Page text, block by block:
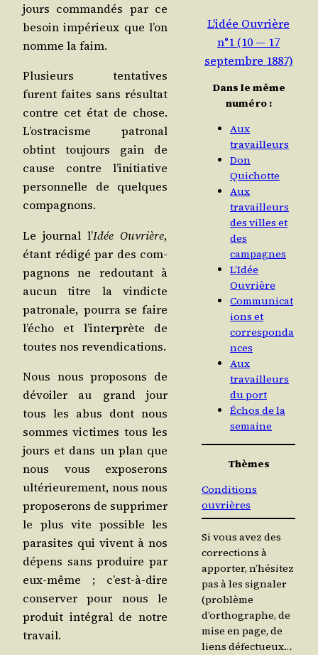
jours com­man­dés par ce
besoin impé­rieux que l’on
nomme la faim.
Plu­sieurs ten­ta­tives
furent faites sans résul­tat
contre cet état de chose.
L’os­tra­cisme patro­nal
obtint tou­jours gain de
cause contre l’i­ni­tia­tive
per­son­nelle de quelques
compagnons.
Le jour­nal l’Idée Ouvrière,
étant rédi­gé par des com­
pa­gnons ne redou­tant à
aucun titre la vin­dicte
patro­nale, pour­ra se faire
l’é­cho et l’in­ter­prète de
toutes nos revendications.
Nous nous pro­po­sons de
dévoi­ler au grand jour
tous les abus dont nous
sommes vic­times tous les
jours et dans un plan que
nous vous expo­se­rons
ulté­rieu­re­ment, nous nous
pro­po­se­rons de sup­pri­mer
le plus vite pos­sible les
para­sites qui vivent à nos
dépens sans pro­duire par
eux-même ; c’est-à-dire
conser­ver pour nous le
pro­duit inté­gral de notre
travail.
L'idée Ouvrière
n°1 (10 — 17
septembre 1887)
Dans le même
numéro :
Aux
travailleurs
Don
Quichotte
Aux
travailleurs
des villes et
des
campagnes
L’Idée
Ouvrière
Communicat
ions et
corresponda
nces
Aux
travailleurs
du port
Échos de la
semaine
Thèmes
Conditions
ouvrières
Si vous avez des
corrections à
apporter, n’hésitez
pas à les signaler
(problème
d’orthographe, de
mise en page, de
liens défectueux…